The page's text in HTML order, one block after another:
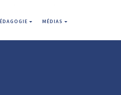
MÉDIAS